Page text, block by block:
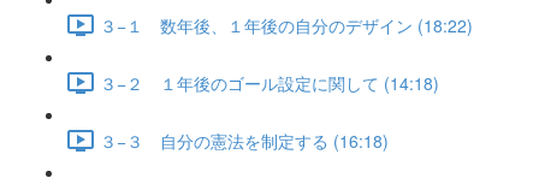
３−１ 数年後、１年後の自分のデザイン (18:22)
３−２ １年後のゴール設定に関して (14:18)
３−３ 自分の憲法を制定する (16:18)